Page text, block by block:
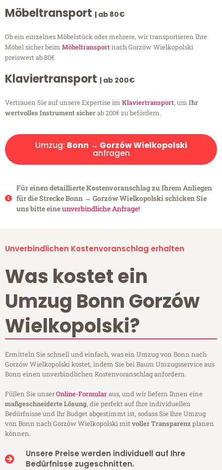
Möbeltransport | ab 80€
Ob ein einzelnes Möbelstück oder mehrere, wir transportieren Ihre
Möbel sicher beim Möbeltransportnach Gorzów Wielkopolski
preiswert ab 80€.
Klaviertransport | ab 200€
Vertrauen Sie auf unsere Expertise im Klaviertransport, um Ihr
wertvolles Instrument sicherab 200€ zu befördern.
Umzug: Bonn → Gorzów Wielkopolski
anfragen
Für einen detaillierte Kostenvoranschlag zu Ihrem Anliegen
für die Strecke Bonn → Gorzów Wielkopolski schicken Sie
uns bitte eineunverbindliche Anfrage!
Unverbindlichen Kostenvoranschlag erhalten
Was kostet ein
Umzug Bonn Gorzów
Wielkopolski?
Ermitteln Sie schnell und einfach, was ein Umzug von Bonn nach
Gorzów Wielkopolski kostet, indem Sie bei Baum Umzugsservice aus
Bonn einen unverbindlichen Kostenvoranschlag anfordern.
Füllen Sie unserOnline-Formularaus, und wir liefern Ihnen eine
maßgeschneiderte Lösung, die perfekt auf Ihre individuellen
Bedürfnisse und Ihr Budget abgestimmt ist, sodass Sie Ihre Umzug
von Bonn nach Gorzów Wielkopolski mitvoller Transparenzplanen
können.
Unsere Preise werden individuell auf Ihre
Bedürfnisse zugeschnitten.